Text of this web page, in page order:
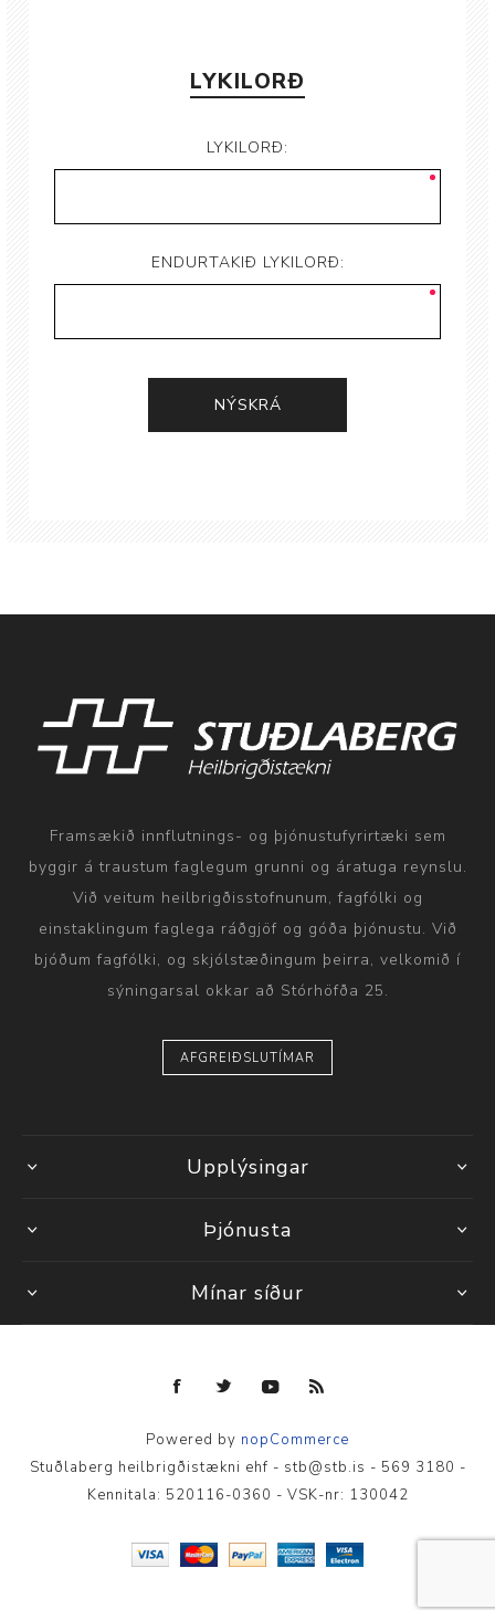
LYKILORÐ
LYKILORÐ:
ENDURTAKIÐ LYKILORÐ:
Framsækið innflutnings- og þjónustufyrirtæki sem
byggir á traustum faglegum grunni og áratuga reynslu.
Við veitum heilbrigðisstofnunum, fagfólki og
einstaklingum faglega ráðgjöf og góða þjónustu. Við
bjóðum fagfólki, og skjólstæðingum þeirra, velkomið í
sýningarsal okkar að Stórhöfða 25.
AFGREIÐSLUTÍMAR
Upplýsingar
Þjónusta
Mínar síður
Powered by nopCommerce
Stuðlaberg heilbrigðistækni ehf - stb@stb.is - 569 3180 -
Kennitala: 520116-0360 - VSK-nr: 130042